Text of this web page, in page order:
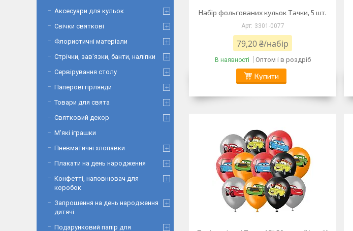
Набір фольгованих кульок Тачки, 5 шт.
3301-0077
79,20 ₴/набір
В наявності Оптом і в роздріб
Купити
Аксесуари для кульок
Свічки святкові
Флористичні матеріали
Стрічки, зав'язки, банти, наліпки
Сервірування столу
Паперові гірлянди
Товари для свята
Святковий декор
М'які іграшки
Пневматичні хлопавки
Плакати на день народження
Конфетті, наповнювач для
коробок
Запрошення на день народження
дитячі
Подарунковий папір для